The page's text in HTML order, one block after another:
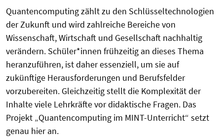
Quantencomputing zählt zu den Schlüsseltechnologien
der Zukunft und wird zahlreiche Bereiche von
Wissenschaft, Wirtschaft und Gesellschaft nachhaltig
verändern. Schüler*innen frühzeitig an dieses Thema
heranzuführen, ist daher essenziell, um sie auf
zukünftige Herausforderungen und Berufsfelder
vorzubereiten. Gleichzeitig stellt die Komplexität der
Inhalte viele Lehrkräfte vor didaktische Fragen. Das
Projekt „Quantencomputing im MINT-Unterricht“ setzt
genau hier an.